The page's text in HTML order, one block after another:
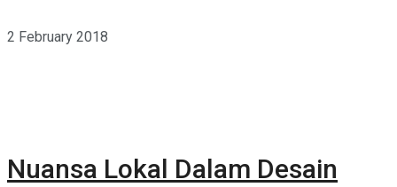
2 February 2018
Nuansa Lokal Dalam Desain